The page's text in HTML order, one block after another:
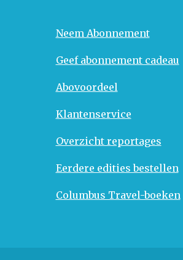
Neem Abonnement
Geef abonnement cadeau
Abovoordeel
Klantenservice
Overzicht reportages
Eerdere edities bestellen
Columbus Travel-boeken